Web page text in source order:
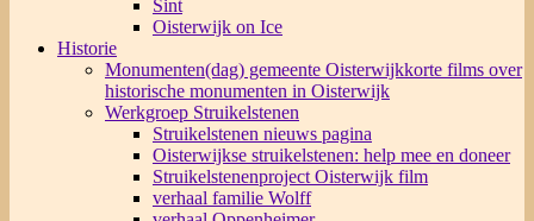
Sint
Oisterwijk on Ice
Historie
Monumenten(dag) gemeente Oisterwijkkorte films over
historische monumenten in Oisterwijk
Werkgroep Struikelstenen
Struikelstenen nieuws pagina
Oisterwijkse struikelstenen: help mee en doneer
Struikelstenenproject Oisterwijk film
verhaal familie Wolff